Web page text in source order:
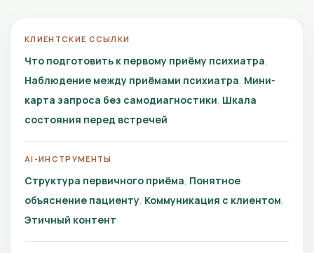
КЛИЕНТСКИЕ ССЫЛКИ
Что подготовить к первому приёму психиатра
Наблюдение между приёмами психиатра Мини-
карта запроса без самодиагностики Шкала
состояния перед встречей
AI-ИНСТРУМЕНТЫ
Структура первичного приёма Понятное
объяснение пациенту Коммуникация с клиентом
Этичный контент